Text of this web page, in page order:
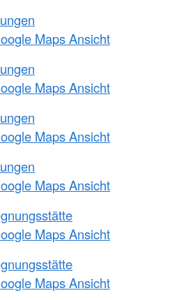
Maps Ansicht
Maps Ansicht
Maps Ansicht
Maps Ansicht
Maps Ansicht
Maps Ansicht